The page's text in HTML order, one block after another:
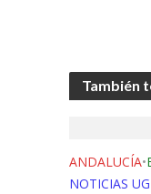
También
ANDALUCÍA•
NOTICIAS